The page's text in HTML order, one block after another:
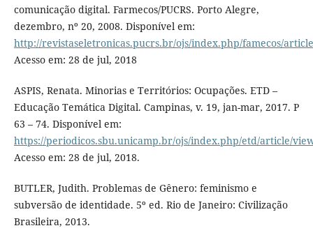
comunicação digital. Farmecos/PUCRS. Porto Alegre,
dezembro, nº 20, 2008. Disponível em:
http://revistaseletronicas.pucrs.br/ojs/index.php/famecos/
Acesso em: 28 de jul, 2018
ASPIS, Renata. Minorias e Territórios: Ocupações. ETD –
Educação Temática Digital. Campinas, v. 19, jan-mar, 2017. P
63 – 74. Disponível em:
https://periodicos.sbu.unicamp.br/ojs/index.php/etd/article/
Acesso em: 28 de jul, 2018.
BUTLER, Judith. Problemas de Gênero: feminismo e
subversão de identidade. 5º ed. Rio de Janeiro: Civilização
Brasileira, 2013.